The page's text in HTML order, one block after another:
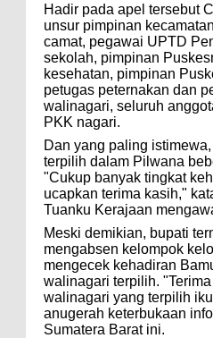
Hadir pada apel tersebut
unsur pimpinan
camat, pegawai UPTD
sekolah, pimpinan
kesehatan, pimpinan
petugas peternakan dan
walinagari, seluruh
PKK nagari.
Dan yang paling
terpilih dalam Pilwana
"Cukup banyak tingkat
ucapkan terima kasih,"
Tuanku Kerajaan
Meski demikian, bupati
mengabsen kelompok
mengecek kehadiran
walinagari terpilih.
walinagari yang terpilih
anugerah keterbukaan
Sumatera Barat ini.